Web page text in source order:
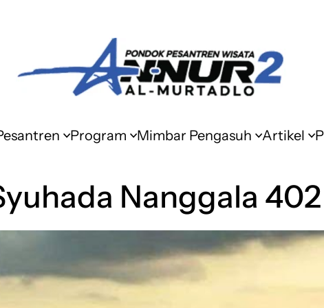
Program Mimbar Pengasuh Artikel
Nanggala 402